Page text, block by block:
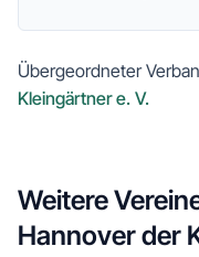
Übergeordneter
Kleingärtner e. V.
Weitere
Hannover der